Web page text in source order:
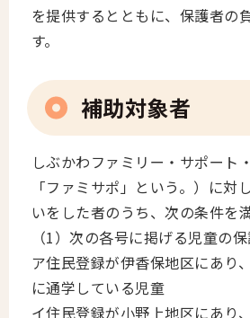
を提供するとともに、保護者の
す。
補助対象者
しぶかわファミリー・サポート
「ファミサポ」という。）に対
いをした者のうち、次の条件を
（1）次の各号に掲げる児童の保
ア住民登録が伊香保地区にあり
に通学している児童
イ住民登録が小野上地区にあり